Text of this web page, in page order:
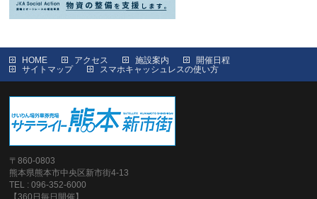
HOME アクセス 施設案内
開催日程
サイトマップ
スマホキャッシュレスの使い方
〒860-0803
熊本県熊本市中央区新市街4-13
TEL : 096-352-6000
【360日毎日開催】